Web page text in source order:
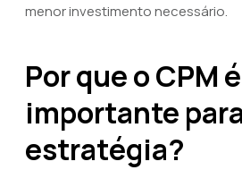
menor investimento necessário.
Por que o CPM é
importante
estratégia?